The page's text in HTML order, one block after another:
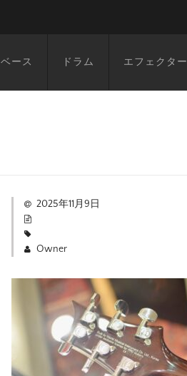
ベース ドラム エフェクター
2025年11月9日
Owner